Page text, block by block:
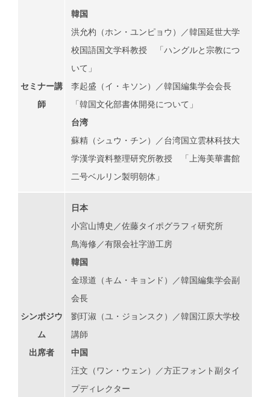
セミナー講
師
韓国
洪允杓（ホン・ユンピョウ）／韓国延世大学
校国語国文学科教授 「ハングルと宗教につ
いて」
李起盛（イ・キソン）／韓国編集学会会長
「韓国文化部書体開発について」
台湾
蘇精（シュウ・チン）／台湾国立雲林科技大
学漢学資料整理研究所教授 「上海美華書館
二号ベルリン製明朝体」
シンポジウ
ム
出席者
日本
小宮山博史／佐藤タイポグラフィ研究所
鳥海修／有限会社字游工房
韓国
金璟道（キム・キョンド）／韓国編集学会副
会長
劉玎淑（ユ・ジョンスク）／韓国江原大学校
講師
中国
汪文（ワン・ウェン）／方正フォント副タイ
プディレクター